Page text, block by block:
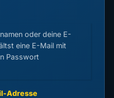
oder deine E-
eine E-Mail mit
Passwort
Adresse